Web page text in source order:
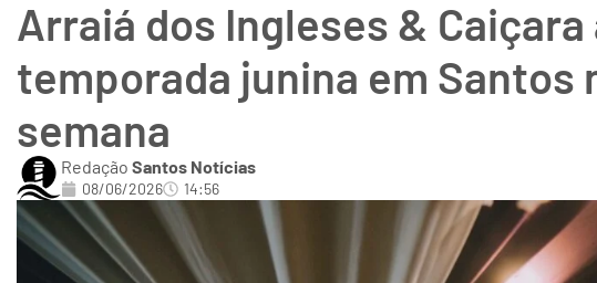
Arraiá dos Ingleses & Caiçara
temporada junina em Santos
semana
Redação Santos Notícias
08/06/2026 14:56